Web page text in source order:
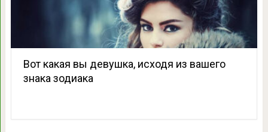
Вот какая вы девушка, исходя из вашего
знака зодиака